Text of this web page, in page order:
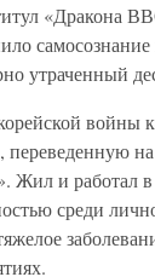
«Дракона
утраченный
войны
переведенную
Жил и работал
среди